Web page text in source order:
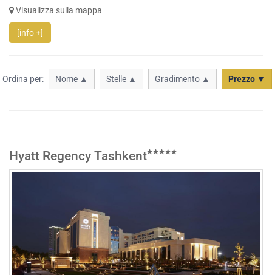
Visualizza sulla mappa
[info +]
Ordina per: Nome ▲ Stelle ▲ Gradimento ▲ Prezzo ▼
Hyatt Regency Tashkent